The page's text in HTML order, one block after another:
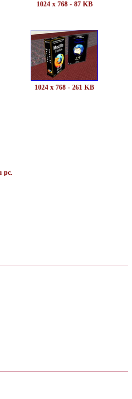
1024 x 768 - 87 KB
1024 x 768 - 261 KB
pc.